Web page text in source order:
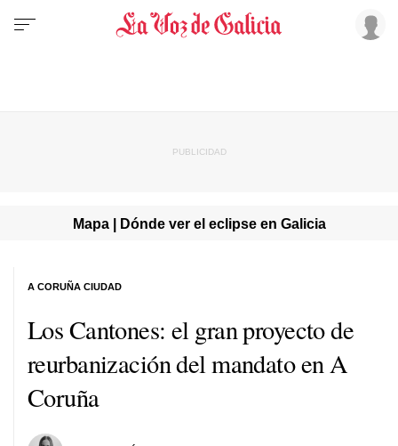
Mapa | Dónde ver el eclipse en Galicia
Los Cantones: el gran proyecto de
reurbanización del mandato en A
Coruña
A CORUÑA CIUDAD